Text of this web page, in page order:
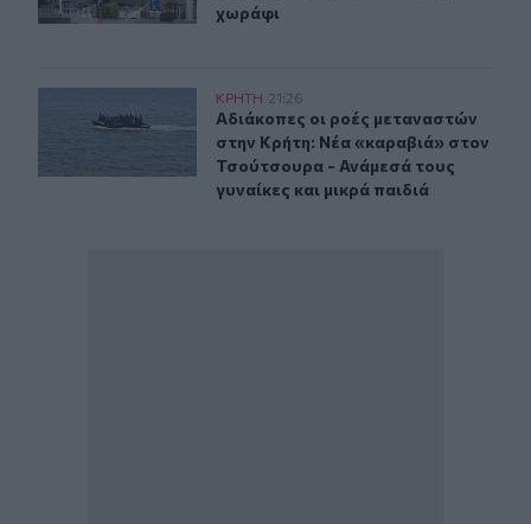
χωράφι
Αδιάκοπες οι ροές μεταναστών στην Κρήτη: Νέα
ΚΡΗΤΗ 21:26
Αδιάκοπες οι ροές μεταναστών
Αδιάκοπες οι ροές μεταναστών
στην Κρήτη: Νέα «καραβιά» στον
Τσούτσουρα - Ανάμεσά τους
γυναίκες και μικρά παιδιά